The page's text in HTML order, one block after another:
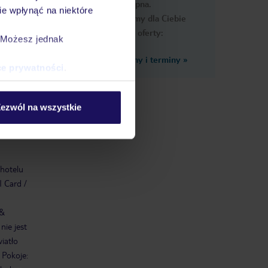
wpłynąć na niektóre
jednak
prywatności
na wszystkie
Card /
jest
dostępna.
Przygotowaliśmy dla Ciebie
podobne oferty:
Zobacz inne ceny i terminy »